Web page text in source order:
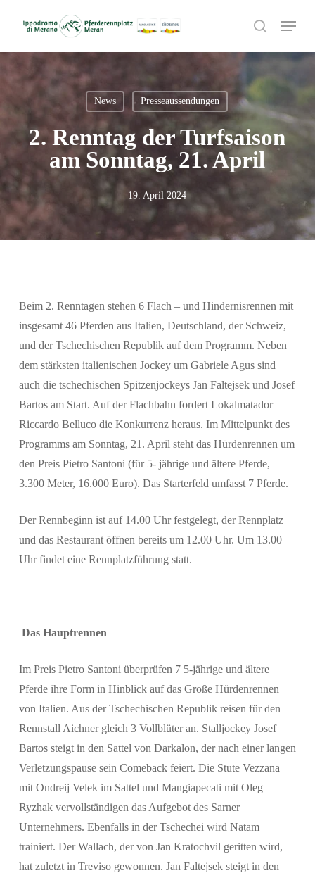
search
Menu
Suchen
News Presseaussendungen
2. Renntag der Turfsaison
am Sonntag, 21. April
19. April 2024
Beim 2. Renntagen stehen 6 Flach – und Hindernisrennen mit
insgesamt 46 Pferden aus Italien, Deutschland, der Schweiz,
und der Tschechischen Republik auf dem Programm. Neben
dem stärksten italienischen Jockey um Gabriele Agus sind
auch die tschechischen Spitzenjockeys Jan Faltejsek und Josef
Bartos am Start. Auf der Flachbahn fordert Lokalmatador
Riccardo Belluco die Konkurrenz heraus. Im Mittelpunkt des
Programms am Sonntag, 21. April steht das Hürdenrennen um
den Preis Pietro Santoni (für 5- jährige und ältere Pferde,
3.300 Meter, 16.000 Euro). Das Starterfeld umfasst 7 Pferde.
Der Rennbeginn ist auf 14.00 Uhr festgelegt, der Rennplatz
und das Restaurant öffnen bereits um 12.00 Uhr. Um 13.00
Uhr findet eine Rennplatzführung statt.
Das Hauptrennen
Im Preis Pietro Santoni überprüfen 7 5-jährige und ältere
Pferde ihre Form in Hinblick auf das Große Hürdenrennen
von Italien. Aus der Tschechischen Republik reisen für den
Rennstall Aichner gleich 3 Vollblüter an. Stalljockey Josef
Bartos steigt in den Sattel von Darkalon, der nach einer langen
Verletzungspause sein Comeback feiert. Die Stute Vezzana
mit Ondreij Velek im Sattel und Mangiapecati mit Oleg
Ryzhak vervollständigen das Aufgebot des Sarner
Unternehmers. Ebenfalls in der Tschechei wird Natam
trainiert. Der Wallach, der von Jan Kratochvil geritten wird,
hat zuletzt in Treviso gewonnen. Jan Faltejsek steigt in den